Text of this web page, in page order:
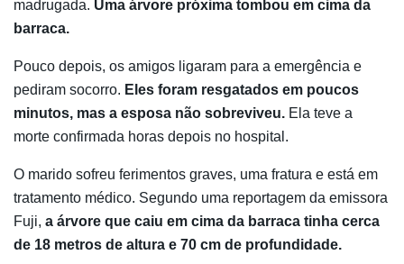
madrugada. Uma árvore próxima tombou em cima da
barraca.
Pouco depois, os amigos ligaram para a emergência e
pediram socorro. Eles foram resgatados em poucos
minutos, mas a esposa não sobreviveu. Ela teve a
morte confirmada horas depois no hospital.
O marido sofreu ferimentos graves, uma fratura e está em
tratamento médico. Segundo uma reportagem da emissora
Fuji, a árvore que caiu em cima da barraca tinha cerca
de 18 metros de altura e 70 cm de profundidade.